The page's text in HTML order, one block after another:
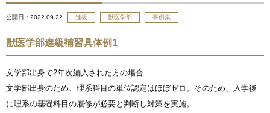
公開日： 2022.09.22 進級 獣医学部 事例集
獣医学部進級補習具体例1
文学部出身で2年次編入された方の場合
文学部出身のため、理系科目の単位認定はほぼゼロ。そのため、入学後
に理系の基礎科目の履修が必要と判断し対策を実施。